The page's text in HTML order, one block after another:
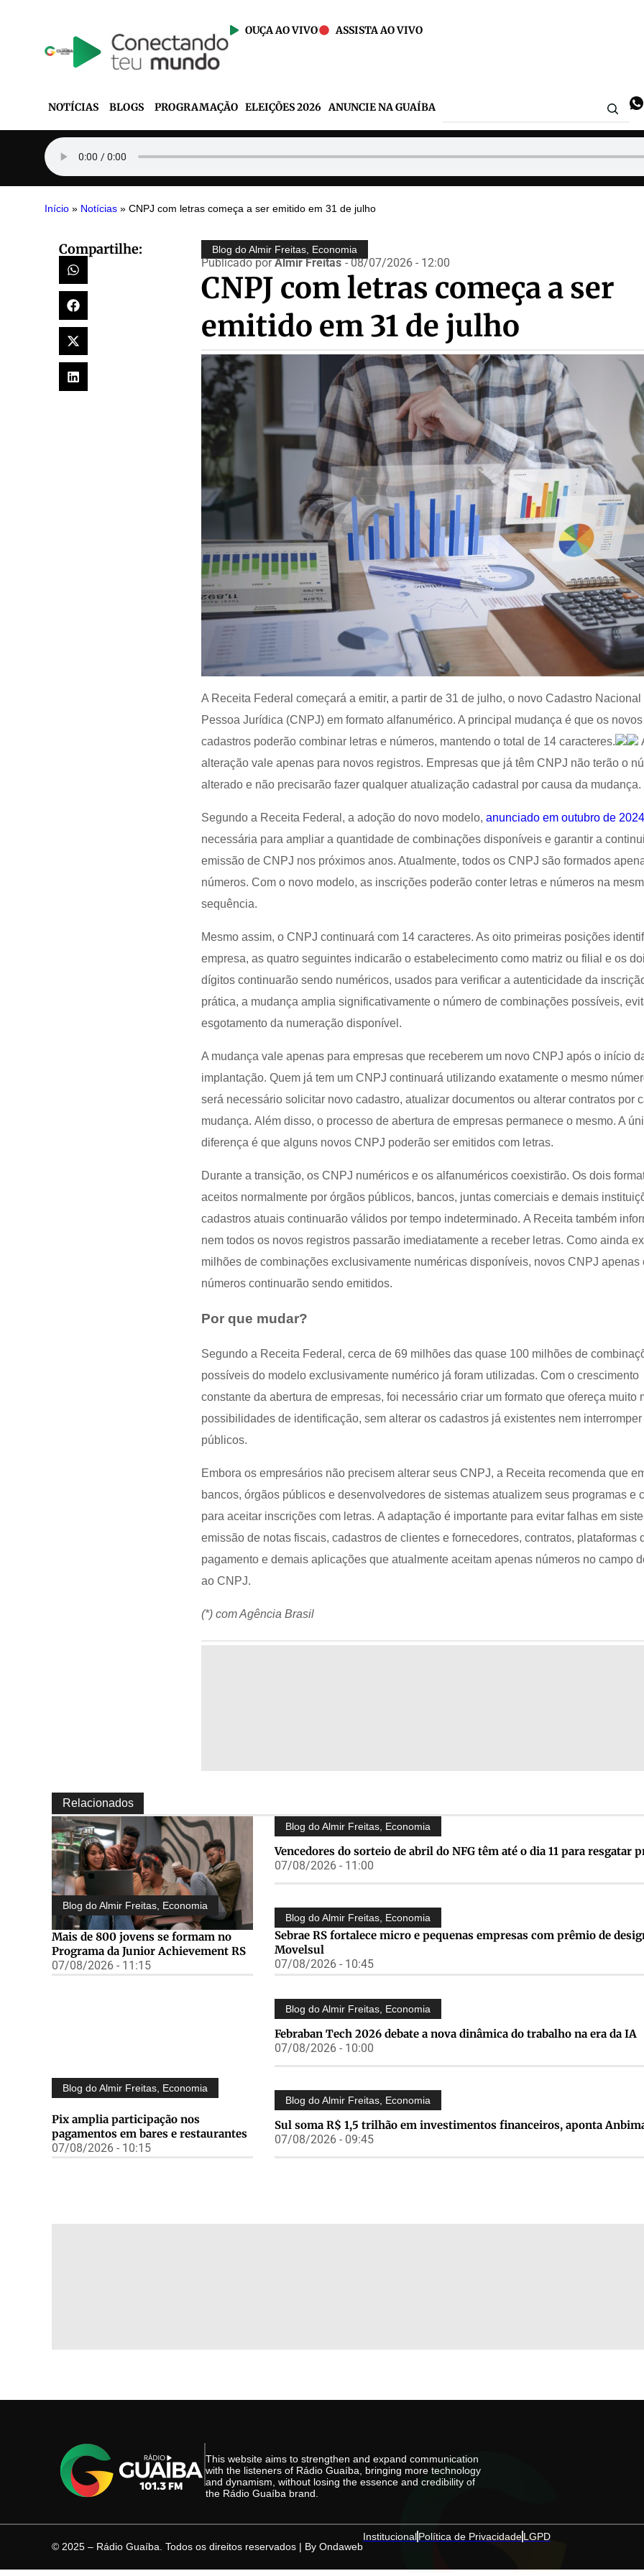
OUÇA AO VIVO ASSISTA AO VIVO
NOTÍCIAS BLOGS PROGRAMAÇÃO ELEIÇÕES 2026 ANUNCIE NA GUAÍBA
Início » Notícias » CNPJ com letras começa a ser emitido em 31 de julho
Compartilhe: Blog do Almir Freitas Economia
Publicado porAlmir Freitas - 08/07/2026 - 12:00
CNPJ com letras começa a ser
emitido em 31 de julho
A Receita Federal começará a emitir, a partir de 31 de julho, o novo Cadastro Nacional
Pessoa Jurídica (CNPJ) em formato alfanumérico. A principal mudança é que os novos
cadastros poderão combinar letras e números, mantendo o total de 14 caracteres.
alteração vale apenas para novos registros. Empresas que já têm CNPJ não terão o
alterado e não precisarão fazer qualquer atualização cadastral por causa da mudança.
Segundo a Receita Federal, a adoção do novo modelo,anunciado em outubro de 2024
necessária para ampliar a quantidade de combinações disponíveis e garantir a
emissão de CNPJ nos próximos anos. Atualmente, todos os CNPJ são formados
números. Com o novo modelo, as inscrições poderão conter letras e números na
sequência.
Mesmo assim, o CNPJ continuará com 14 caracteres. As oito primeiras posições
empresa, as quatro seguintes indicarão o estabelecimento como matriz ou filial e os
dígitos continuarão sendo numéricos, usados para verificar a autenticidade da
prática, a mudança amplia significativamente o número de combinações possíveis,
esgotamento da numeração disponível.
A mudança vale apenas para empresas que receberem um novo CNPJ após o início
implantação. Quem já tem um CNPJ continuará utilizando exatamente o mesmo
será necessário solicitar novo cadastro, atualizar documentos ou alterar contratos por
mudança. Além disso, o processo de abertura de empresas permanece o mesmo. A
diferença é que alguns novos CNPJ poderão ser emitidos com letras.
Durante a transição, os CNPJ numéricos e os alfanuméricos coexistirão. Os dois
aceitos normalmente por órgãos públicos, bancos, juntas comerciais e demais
cadastros atuais continuarão válidos por tempo indeterminado. A Receita também
nem todos os novos registros passarão imediatamente a receber letras. Como ainda
milhões de combinações exclusivamente numéricas disponíveis, novos CNPJ apenas
números continuarão sendo emitidos.
Por que mudar?
Segundo a Receita Federal, cerca de 69 milhões das quase 100 milhões de
possíveis do modelo exclusivamente numérico já foram utilizadas. Com o crescimento
constante da abertura de empresas, foi necessário criar um formato que ofereça muito
possibilidades de identificação, sem alterar os cadastros já existentes nem
públicos.
Embora os empresários não precisem alterar seus CNPJ, a Receita recomenda que
bancos, órgãos públicos e desenvolvedores de sistemas atualizem seus programas e
para aceitar inscrições com letras. A adaptação é importante para evitar falhas em
emissão de notas fiscais, cadastros de clientes e fornecedores, contratos, plataformas
pagamento e demais aplicações que atualmente aceitam apenas números no campo
ao CNPJ.
(*) com Agência Brasil
Relacionados
Blog do Almir Freitas Economia
Mais de 800 jovens se formam no
Programa da Junior Achievement RS
07/08/2026 - 11:15
Blog do Almir Freitas Economia
Vencedores do sorteio de abril do NFG têm até o dia 11 para resgatar
07/08/2026 - 11:00
Blog do Almir Freitas Economia
Sebrae RS fortalece micro e pequenas empresas com prêmio de
Movelsul
07/08/2026 - 10:45
Blog do Almir Freitas Economia
Pix amplia participação nos
pagamentos em bares e restaurantes
07/08/2026 - 10:15
Blog do Almir Freitas Economia
Febraban Tech 2026 debate a nova dinâmica do trabalho na era da IA
07/08/2026 - 10:00
Blog do Almir Freitas Economia
Sul soma R$ 1,5 trilhão em investimentos financeiros, aponta
07/08/2026 - 09:45
This website aims to strengthen and expand communication
with the listeners of Rádio Guaíba, bringing more technology
and dynamism, without losing the essence and credibility of
the Rádio Guaíba brand.
© 2025 – Rádio Guaíba. Todos os direitos reservados | By Ondaweb
InstitucionalPolítica de PrivacidadeLGPD